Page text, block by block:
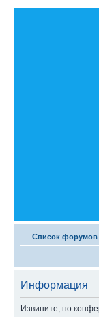
Список форумов
Информация
Извините, но